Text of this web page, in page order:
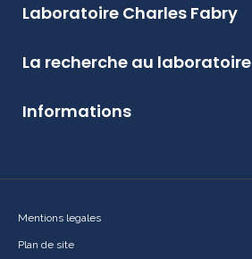
Laboratoire Charles Fabry
La recherche au laboratoire
Informations
Mentions legales
Plan de site